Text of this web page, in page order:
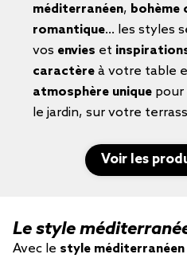
méditerranéen, bohème
romantique… les styles
vos envies et
caractère à votre table
atmosphère unique pour
le jardin, sur votre
Voir les
Le style
Avec le style méditerranéen